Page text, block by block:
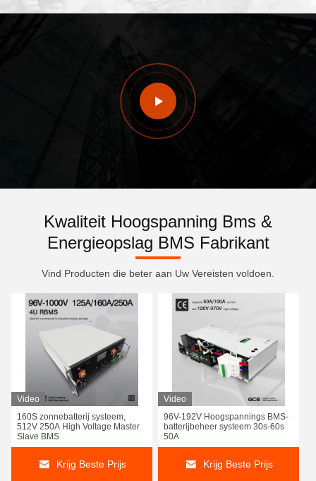
Kwaliteit Hoogspanning Bms &
Energieopslag BMS Fabrikant
Vind Producten die beter aan Uw Vereisten voldoen.
Video
160S zonnebatterij systeem,
512V 250A High Voltage Master
Slave BMS
Krijg Beste Prijs
Video
96V-192V Hoogspannings BMS-
batterijbeheer systeem 30s-60s
50A
Krijg Beste Prijs